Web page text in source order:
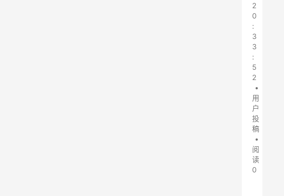
2
0
:
3
3
:
5
2
•
用
户
投
稿
•
阅
读
0